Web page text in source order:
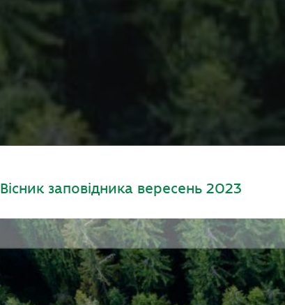
Вісник заповідника вересень 2023